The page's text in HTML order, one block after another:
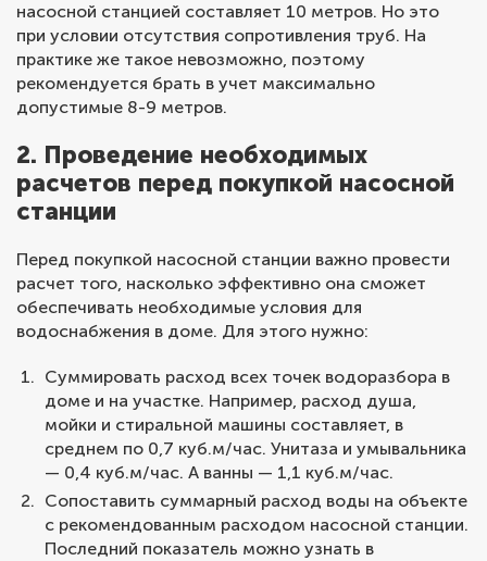
насосной станцией составляет 10 метров. Но это
при условии отсутствия сопротивления труб. На
практике же такое невозможно, поэтому
рекомендуется брать в учет максимально
допустимые 8-9 метров.
2. Проведение необходимых
расчетов перед покупкой насосной
станции
Перед покупкой насосной станции важно провести
расчет того, насколько эффективно она сможет
обеспечивать необходимые условия для
водоснабжения в доме. Для этого нужно:
Суммировать расход всех точек водоразбора в
доме и на участке. Например, расход душа,
мойки и стиральной машины составляет, в
среднем по 0,7 куб.м/час. Унитаза и умывальника
— 0,4 куб.м/час. А ванны — 1,1 куб.м/час.
Сопоставить суммарный расход воды на объекте
с рекомендованным расходом насосной станции.
Последний показатель можно узнать в